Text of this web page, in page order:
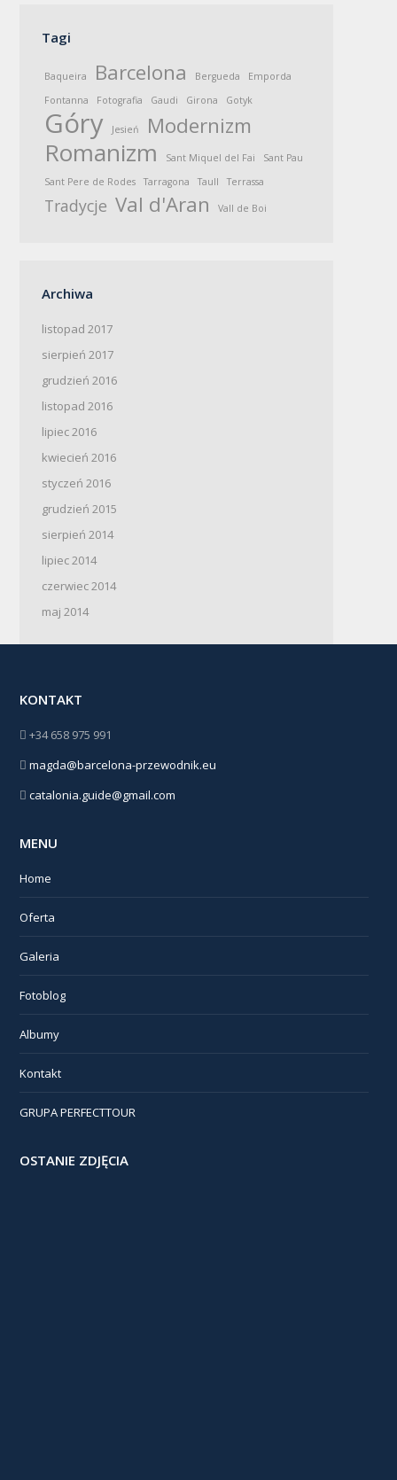
Tagi
Baqueira Barcelona Bergueda
Emporda
Fontanna
Fotografia Gaudi Girona Gotyk
Góry Jesień Modernizm
Romanizm Sant Miquel del Fai
Sant Pau
Sant Pere de Rodes
Tarragona Taull Terrassa
Tradycje Val d'Aran Vall de Boi
Archiwa
listopad 2017
sierpień 2017
grudzień 2016
listopad 2016
lipiec 2016
kwiecień 2016
styczeń 2016
grudzień 2015
sierpień 2014
lipiec 2014
czerwiec 2014
maj 2014
KONTAKT
+34 658 975 991
magda@barcelona-przewodnik.eu
catalonia.guide@gmail.com
MENU
Home
Oferta
Galeria
Fotoblog
Albumy
Kontakt
GRUPA PERFECTTOUR
OSTANIE ZDJĘCIA